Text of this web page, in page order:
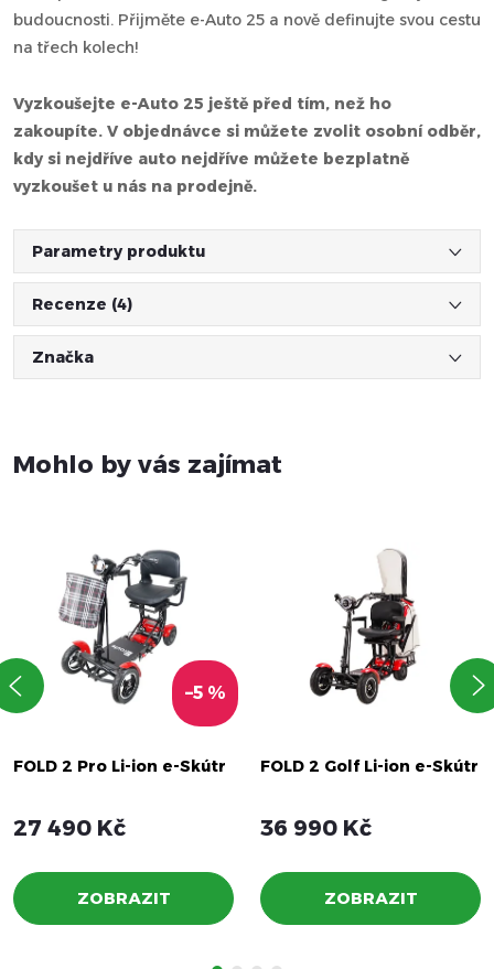
budoucnosti. Přijměte e-Auto 25 a nově definujte svou cestu
na třech kolech!
Vyzkoušejte e-Auto 25 ještě před tím, než ho
zakoupíte. V objednávce si můžete zvolit osobní odběr,
kdy si nejdříve auto nejdříve můžete bezplatně
vyzkoušet u nás na prodejně.
Parametry produktu
Recenze (4)
Značka
Mohlo by vás zajímat
–5 %
FOLD 2 Pro Li-ion e-Skútr
27 490 Kč
ZOBRAZIT
FOLD 2 Golf Li-ion e-Skútr
36 990 Kč
ZOBRAZIT